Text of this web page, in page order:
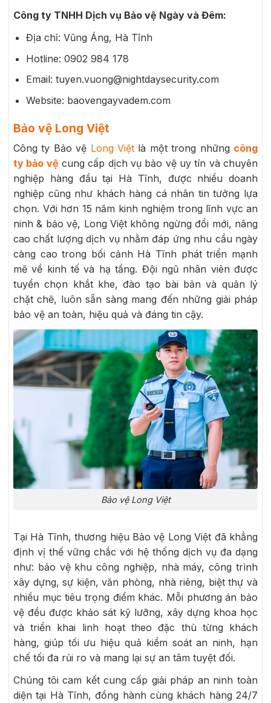
Công ty TNHH Dịch vụ Bảo vệ Ngày và Đêm:
Địa chỉ: Vũng Áng, Hà Tĩnh
Hotline: 0902 984 178
Email: tuyen.vuong@nightdaysecurity.com
Website: baovengayvadem.com
Bảo vệ Long Việt
Công ty Bảo vệ Long Việt là một trong những công
ty bảo vệ cung cấp dịch vụ bảo vệ uy tín và chuyên
nghiệp hàng đầu tại Hà Tĩnh, được nhiều doanh
nghiệp cũng như khách hàng cá nhân tin tưởng lựa
chọn. Với hơn 15 năm kinh nghiệm trong lĩnh vực an
ninh & bảo vệ, Long Việt không ngừng đổi mới, nâng
cao chất lượng dịch vụ nhằm đáp ứng nhu cầu ngày
càng cao trong bối cảnh Hà Tĩnh phát triển mạnh
mẽ về kinh tế và hạ tầng. Đội ngũ nhân viên được
tuyển chọn khắt khe, đào tạo bài bản và quản lý
chặt chẽ, luôn sẵn sàng mang đến những giải pháp
bảo vệ an toàn, hiệu quả và đáng tin cậy.
Bảo vệ Long Việt
Tại Hà Tĩnh, thương hiệu Bảo vệ Long Việt đã khẳng
định vị thế vững chắc với hệ thống dịch vụ đa dạng
như: bảo vệ khu công nghiệp, nhà máy, công trình
xây dựng, sự kiện, văn phòng, nhà riêng, biệt thự và
nhiều mục tiêu trọng điểm khác. Mỗi phương án bảo
vệ đều được khảo sát kỹ lưỡng, xây dựng khoa học
và triển khai linh hoạt theo đặc thù từng khách
hàng, giúp tối ưu hiệu quả kiểm soát an ninh, hạn
chế tối đa rủi ro và mang lại sự an tâm tuyệt đối.
Chúng tôi cam kết cung cấp giải pháp an ninh toàn
diện tại Hà Tĩnh, đồng hành cùng khách hàng 24/7